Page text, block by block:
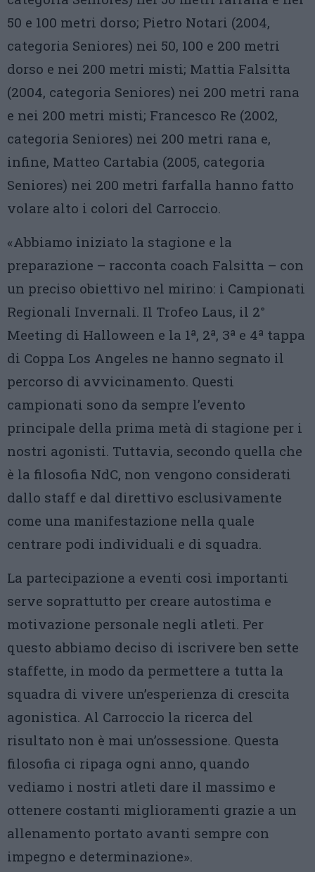
50 e 100 metri dorso; Pietro Notari (2004,
categoria Seniores) nei 50, 100 e 200 metri
dorso e nei 200 metri misti; Mattia Falsitta
(2004, categoria Seniores) nei 200 metri rana
e nei 200 metri misti; Francesco Re (2002,
categoria Seniores) nei 200 metri rana e,
infine, Matteo Cartabia (2005, categoria
Seniores) nei 200 metri farfalla hanno fatto
volare alto i colori del Carroccio.
«Abbiamo iniziato la stagione e la
preparazione – racconta coach Falsitta – con
un preciso obiettivo nel mirino: i Campionati
Regionali Invernali. Il Trofeo Laus, il 2°
Meeting di Halloween e la 1ª, 2ª, 3ª e 4ª tappa
di Coppa Los Angeles ne hanno segnato il
percorso di avvicinamento. Questi
campionati sono da sempre l’evento
principale della prima metà di stagione per i
nostri agonisti. Tuttavia, secondo quella che
è la filosofia NdC, non vengono considerati
dallo staff e dal direttivo esclusivamente
come una manifestazione nella quale
centrare podi individuali e di squadra.
La partecipazione a eventi così importanti
serve soprattutto per creare autostima e
motivazione personale negli atleti. Per
questo abbiamo deciso di iscrivere ben sette
staffette, in modo da permettere a tutta la
squadra di vivere un’esperienza di crescita
agonistica. Al Carroccio la ricerca del
risultato non è mai un’ossessione. Questa
filosofia ci ripaga ogni anno, quando
vediamo i nostri atleti dare il massimo e
ottenere costanti miglioramenti grazie a un
allenamento portato avanti sempre con
impegno e determinazione».